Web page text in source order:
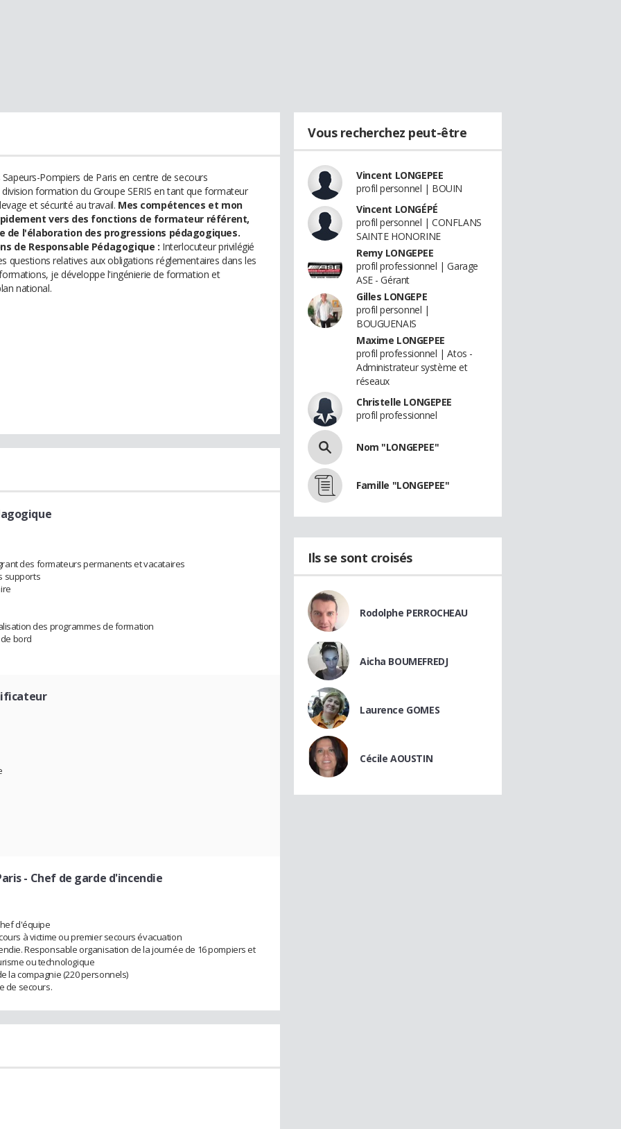
Pompiers de Paris en centre de secours
formation du Groupe SERIS en tant que formateur
et sécurité au travail. Mes compétences et mon
vers des fonctions de formateur référent,
de l'élaboration des progressions pédagogiques.
de Responsable Pédagogique : Interlocuteur privilégié
questions relatives aux obligations réglementaires dans les
je développe l'ingénierie de formation et
national.
des formateurs permanents et vacataires
supports
des programmes de formation
bord
- Chef de garde d'incendie
d'équipe
à victime ou premier secours évacuation
Responsable organisation de la journée de 16 pompiers et
ou technologique
la compagnie (220 personnels)
de secours.
Vous recherchez peut-être
Vincent LONGEPEE
profil personnel | BOUIN
Vincent LONGÉPÉ
profil personnel | CONFLANS
SAINTE HONORINE
Remy LONGEPEE
profil professionnel | Garage
ASE - Gérant
Gilles LONGEPE
profil personnel |
BOUGUENAIS
Maxime LONGEPEE
profil professionnel | Atos -
Administrateur système et
réseaux
Christelle LONGEPEE
profil professionnel
Nom "LONGEPEE"
Famille "LONGEPEE"
Ils se sont croisés
Rodolphe PERROCHEAU
Aicha BOUMEFREDJ
Laurence GOMES
Cécile AOUSTIN